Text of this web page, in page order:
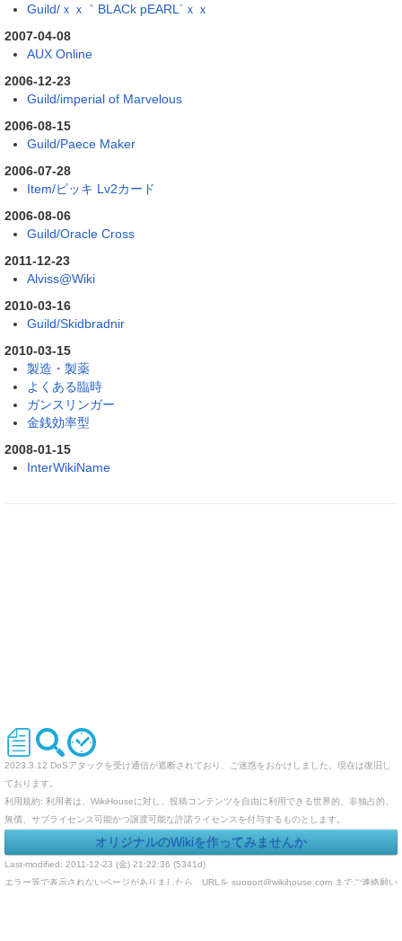
Guild/ｘｘ｀BLACk pEARL´ｘｘ
2007-04-08
AUX Online
2006-12-23
Guild/imperial of Marvelous
2006-08-15
Guild/Paece Maker
2006-07-28
Item/ピッキ Lv2カード
2006-08-06
Guild/Oracle Cross
2011-12-23
Alviss@Wiki
2010-03-16
Guild/Skidbradnir
2010-03-15
製造・製薬
よくある臨時
ガンスリンガー
金銭効率型
2008-01-15
InterWikiName
2023.3.12 DoSアタックを受け通信が遮断されており、ご迷惑をおかけしました。現在は復旧し
ております。
利用規約: 利用者は、WikiHouseに対し、投稿コンテンツを自由に利用できる世界的、非独占的、
無償、サブライセンス可能かつ譲渡可能な許諾ライセンスを付与するものとします。
オリジナルのWikiを作ってみませんか
Last-modified: 2011-12-23 (金) 21:22:36 (5341d)
エラー等で表示されないページがありましたら、URLを support@wikihouse.com までご連絡願い